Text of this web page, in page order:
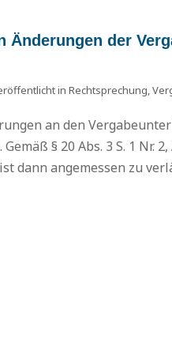
der
in Rechtsprechung,
an den
§ 20 Abs. 3 S. 1 Nr.
dann angemessen zu